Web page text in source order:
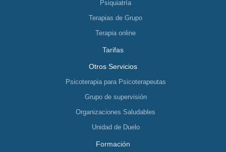
Psiquiatría
Terapias de Grupo
Terapia online
Tarifas
Otros Servicios
Psicoterapia para Psicoterapeutas
Grupo de supervisión
Organizaciones Saludables
Unidad de Duelo
Formación